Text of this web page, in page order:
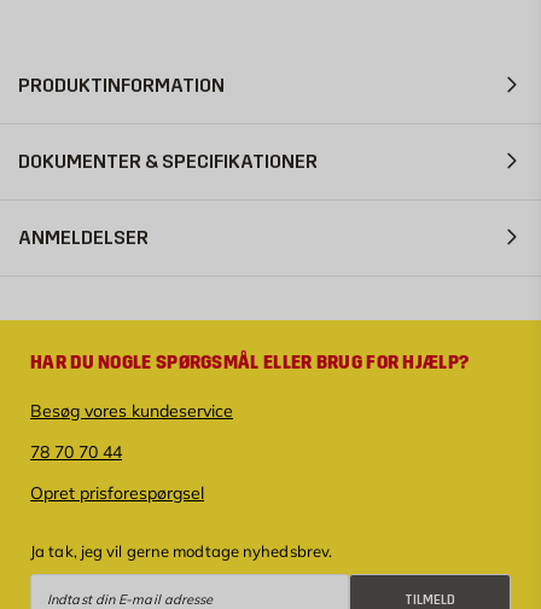
PRODUKTINFORMATION
DOKUMENTER & SPECIFIKATIONER
ANMELDELSER
HAR DU NOGLE SPØRGSMÅL ELLER BRUG FOR HJÆLP?
Besøg vores kundeservice
78 70 70 44
Opret prisforespørgsel
Ja tak, jeg vil gerne modtage nyhedsbrev.
TILMELD